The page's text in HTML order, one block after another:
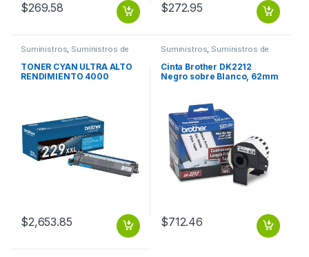
$269.58 $272.95
Suministros, Suministros de
Impresión
TONER CYAN ULTRA ALTO
RENDIMIENTO 4000
$2,653.85
Suministros, Suministros de
Cinta Brother DK2212
Negro sobre Blanco, 62mm
$712.46